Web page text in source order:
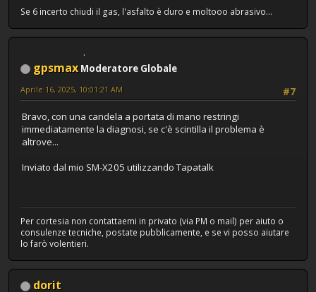
Se 6 incerto chiudi il gas, l'asfalto è duro e moltooo abrasivo...
gpsmax Moderatore Globale
#7
Aprile 16, 2025, 10:01:21 AM
Bravo, con una candela a portata di mano restringi
immediatamente la diagnosi, se c'è scintilla il problema è
altrove...
Inviato dal mio SM-X205 utilizzando Tapatalk
Per cortesia non contattaemi in privato (via PM o mail) per aiuto o
consulenze tecniche, postate pubblicamente, e se vi posso aiutare
lo farò volentieri.
dorit